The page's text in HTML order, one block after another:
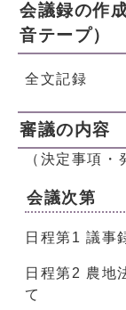
会議録の作
音テープ）
全文記録
審議の内容
（決定事項・
会議次第
日程第1 議事
日程第2 農地
て